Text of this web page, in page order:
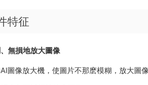
特征
無損地放大圖像
圖像放大機，使圖片不那麽模糊，放大圖